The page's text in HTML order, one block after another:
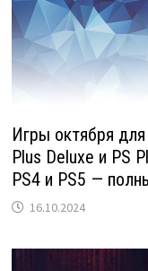
Игры октября
Plus Deluxe и PS
PS4 и PS5 —
16.10.2024